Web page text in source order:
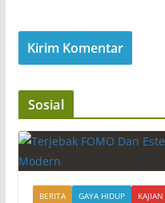
Sosial
BERITA GAYA HIDUP KAJIAN